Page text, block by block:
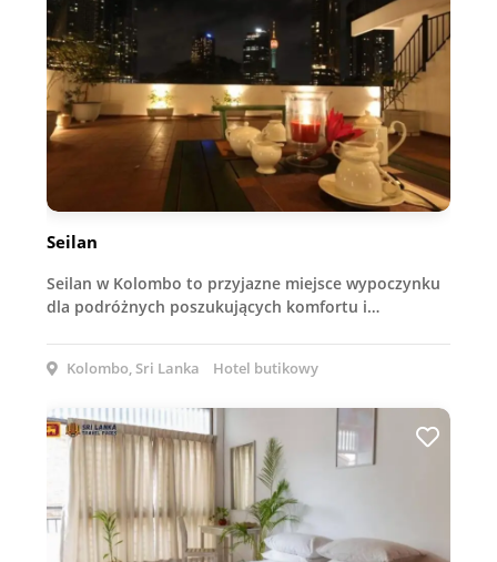
Seilan
Seilan w Kolombo to przyjazne miejsce wypoczynku
dla podróżnych poszukujących komfortu i…
Kolombo, Sri Lanka Hotel butikowy